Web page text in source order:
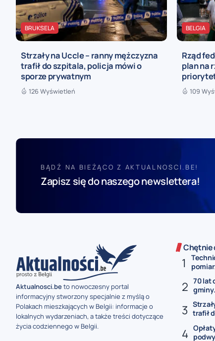
BRUKSELA
Strzały na Uccle – ranny mężczyzna
trafił do szpitala, policja mówi o
sporze prywatnym
126 Wyświetleń
BELGIA
Rząd
plan na
109
BĄDŹ NA BIEŻĄCO Z AKTUALNOSCI.BE!
Zapisz się do naszego newslettera!
Aktualnosci.beto nowoczesny portal
informacyjny stworzony specjalnie z myślą o
Polakach mieszkających w Belgii: informacje o
lokalnych wydarzeniach, a także treści dotyczące
życia codziennego w Belgii.
Chętnie
70 lat
trafił